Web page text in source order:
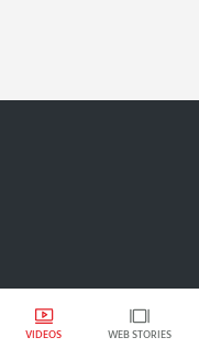
VIDEOS WEB STORIES